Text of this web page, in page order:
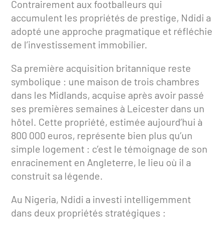
Contrairement aux footballeurs qui
accumulent les propriétés de prestige, Ndidi a
adopté une approche pragmatique et réfléchie
de l’investissement immobilier.
Sa première acquisition britannique reste
symbolique : une maison de trois chambres
dans les Midlands, acquise après avoir passé
ses premières semaines à Leicester dans un
hôtel. Cette propriété, estimée aujourd’hui à
800 000 euros, représente bien plus qu’un
simple logement : c’est le témoignage de son
enracinement en Angleterre, le lieu où il a
construit sa légende.
Au Nigeria, Ndidi a investi intelligemment
dans deux propriétés stratégiques :